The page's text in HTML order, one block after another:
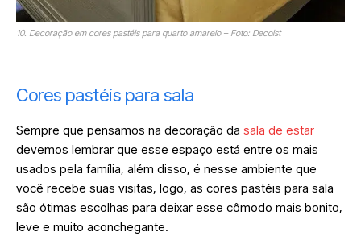
10. Decoração em cores pastéis para quarto amarelo – Foto: Decoist
Cores pastéis para sala
Sempre que pensamos na decoração da sala de estar
devemos lembrar que esse espaço está entre os mais
usados pela família, além disso, é nesse ambiente que
você recebe suas visitas, logo, as cores pastéis para sala
são ótimas escolhas para deixar esse cômodo mais bonito,
leve e muito aconchegante.